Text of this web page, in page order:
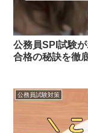
公務員SPI試験
合格の秘訣を徹
公務員試験対策